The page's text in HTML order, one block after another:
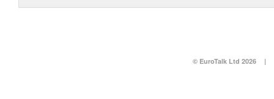
© EuroTalk Ltd 2026 |